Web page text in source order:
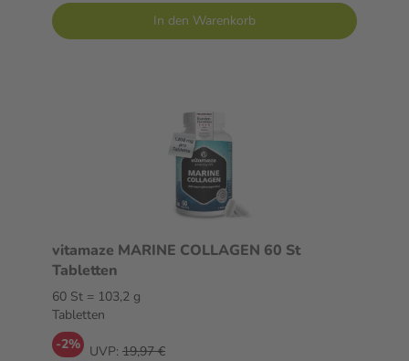
In den Warenkorb
vitamaze MARINE COLLAGEN 60 St
Tabletten
60 St = 103,2 g
Tabletten
-2% UVP: 19,97 €